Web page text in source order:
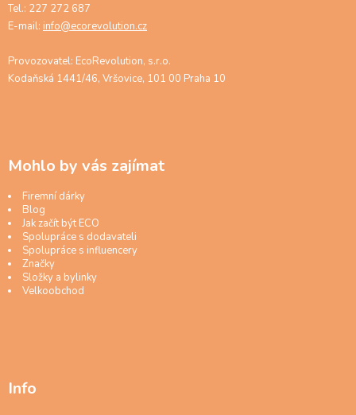
Tel.: 227 272 687
E-mail: info@ecorevolution.cz
Provozovatel: EcoRevolution, s.r.o.
Kodaňská 1441/46, Vršovice, 101 00 Praha 10
Mohlo by vás zajímat
Firemní dárky
Blog
Jak začít být ECO
Spolupráce s dodavateli
Spolupráce s influencery
Značky
Složky a bylinky
Velkoobchod
Info